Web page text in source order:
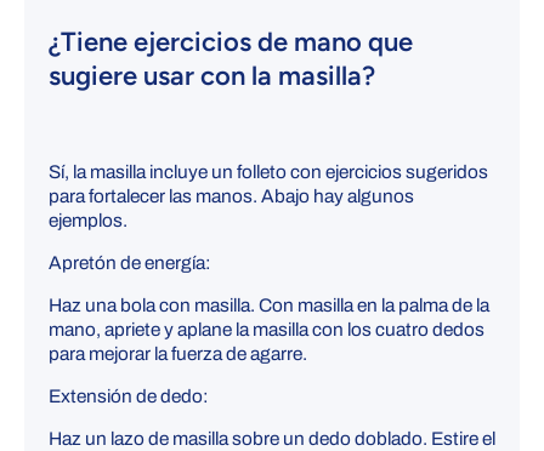
¿Tiene ejercicios de mano que
sugiere usar con la masilla?
Sí, la masilla incluye un folleto con ejercicios sugeridos
para fortalecer las manos. Abajo hay algunos
ejemplos.
Apretón de energía:
Haz una bola con masilla. Con masilla en la palma de la
mano, apriete y aplane la masilla con los cuatro dedos
para mejorar la fuerza de agarre.
Extensión de dedo:
Haz un lazo de masilla sobre un dedo doblado. Estire el